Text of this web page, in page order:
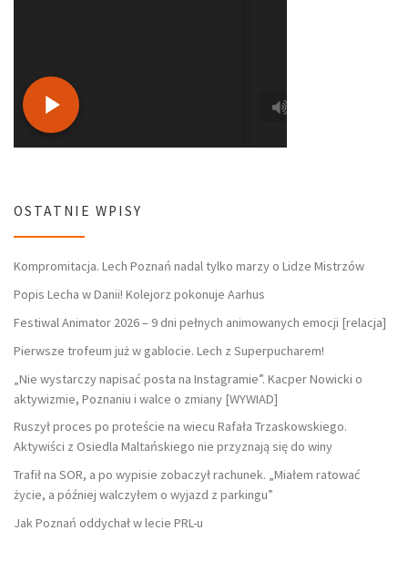
OSTATNIE WPISY
Kompromitacja. Lech Poznań nadal tylko marzy o Lidze Mistrzów
Popis Lecha w Danii! Kolejorz pokonuje Aarhus
Festiwal Animator 2026 – 9 dni pełnych animowanych emocji [relacja]
Pierwsze trofeum już w gablocie. Lech z Superpucharem!
„Nie wystarczy napisać posta na Instagramie”. Kacper Nowicki o
aktywizmie, Poznaniu i walce o zmiany [WYWIAD]
Ruszył proces po proteście na wiecu Rafała Trzaskowskiego.
Aktywiści z Osiedla Maltańskiego nie przyznają się do winy
Trafił na SOR, a po wypisie zobaczył rachunek. „Miałem ratować
życie, a później walczyłem o wyjazd z parkingu”
Jak Poznań oddychał w lecie PRL-u